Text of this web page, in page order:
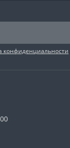
конфиденциальности